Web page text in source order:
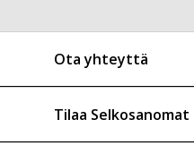
Ota yhteyttä
Tilaa Selkosanomat